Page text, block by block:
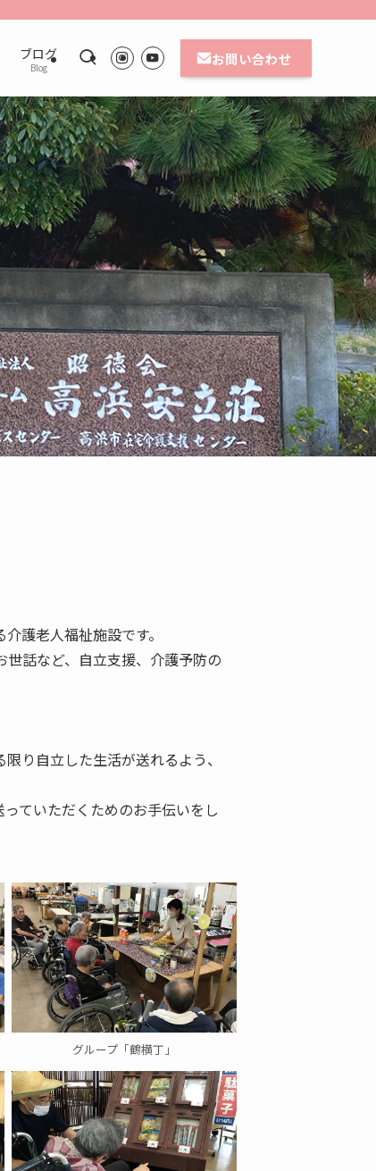
ブログ
Blog お問い合わせ
護老人福祉施設です。
話など、自立支援、介護予防の
り自立した生活が送れるよう、
ていただくためのお手伝いをし
グループ「鶴横丁」